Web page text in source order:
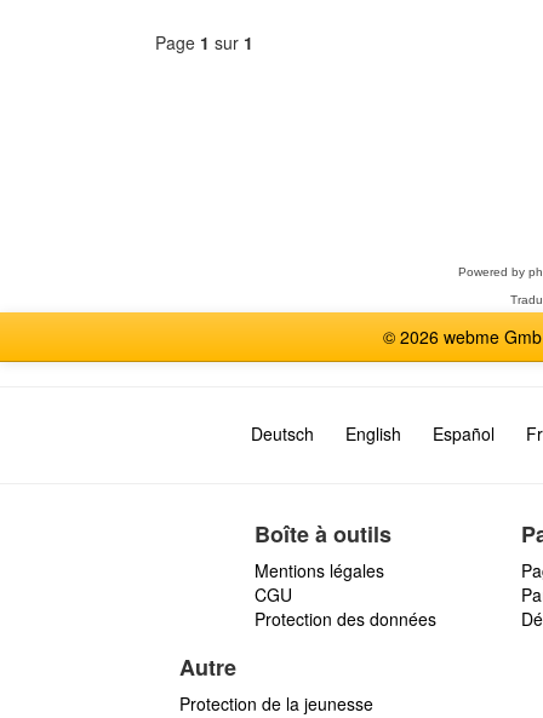
Page 1 sur 1
Powered by
© 2026 webme
Deutsch English Español
Boîte à outils
Mentions légales
CGU
Protection des données
Autre
Protection de la jeunesse